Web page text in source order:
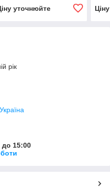
уточнюйте
рік
до 15:00